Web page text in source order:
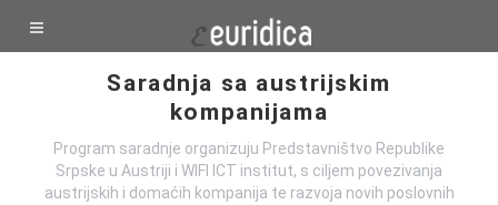
Saradnja sa austrijskim
kompanijama
Program saradnje organizuju Predstavništvo Republike
Srpske u Austriji i WIFI ICT institut, s ciljem povezivanja
austrijskih i domaćih kompanija te razvoja novih poslovnih